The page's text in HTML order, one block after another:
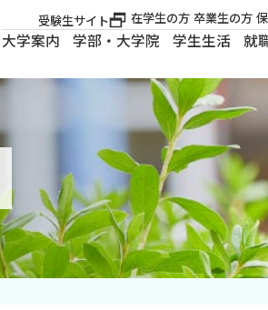
受験生サイト 在学生の方 卒業生の方
大学案内 学部・大学院 学生生活 就
大学院
活
大学案内